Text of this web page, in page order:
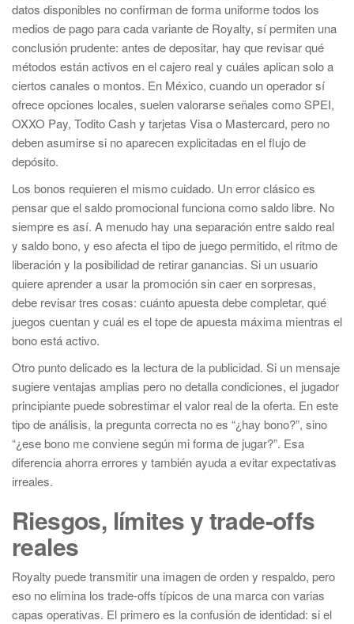
datos disponibles no confirman de forma uniforme todos los
medios de pago para cada variante de Royalty, sí permiten una
conclusión prudente: antes de depositar, hay que revisar qué
métodos están activos en el cajero real y cuáles aplican solo a
ciertos canales o montos. En México, cuando un operador sí
ofrece opciones locales, suelen valorarse señales como SPEI,
OXXO Pay, Todito Cash y tarjetas Visa o Mastercard, pero no
deben asumirse si no aparecen explicitadas en el flujo de
depósito.
Los bonos requieren el mismo cuidado. Un error clásico es
pensar que el saldo promocional funciona como saldo libre. No
siempre es así. A menudo hay una separación entre saldo real
y saldo bono, y eso afecta el tipo de juego permitido, el ritmo de
liberación y la posibilidad de retirar ganancias. Si un usuario
quiere aprender a usar la promoción sin caer en sorpresas,
debe revisar tres cosas: cuánto apuesta debe completar, qué
juegos cuentan y cuál es el tope de apuesta máxima mientras el
bono está activo.
Otro punto delicado es la lectura de la publicidad. Si un mensaje
sugiere ventajas amplias pero no detalla condiciones, el jugador
principiante puede sobrestimar el valor real de la oferta. En este
tipo de análisis, la pregunta correcta no es “¿hay bono?”, sino
“¿ese bono me conviene según mi forma de jugar?”. Esa
diferencia ahorra errores y también ayuda a evitar expectativas
irreales.
Riesgos, límites y trade-offs
reales
Royalty puede transmitir una imagen de orden y respaldo, pero
eso no elimina los trade-offs típicos de una marca con varias
capas operativas. El primero es la confusión de identidad: si el